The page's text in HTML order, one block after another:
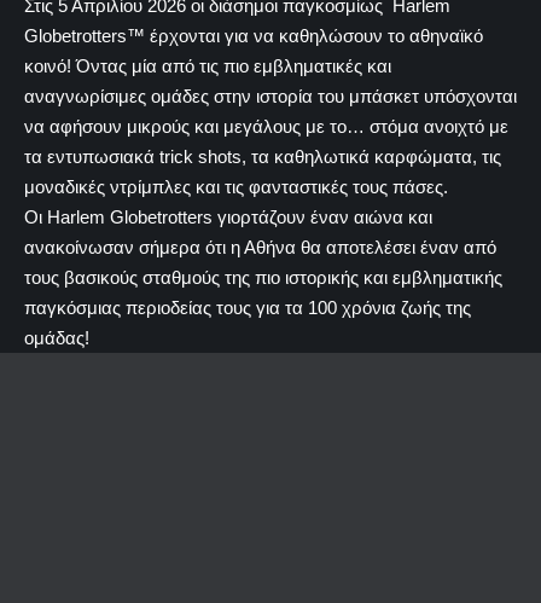
Στις 5 Απριλίου 2026 οι διάσημοι παγκοσμίως Harlem
Globetrotters™ έρχονται για να καθηλώσουν το αθηναϊκό
κοινό! Όντας μία από τις πιο εμβληματικές και
αναγνωρίσιμες ομάδες στην ιστορία του μπάσκετ υπόσχονται
να αφήσουν μικρούς και μεγάλους με το… στόμα ανοιχτό με
τα εντυπωσιακά trick shots, τα καθηλωτικά καρφώματα, τις
μοναδικές ντρίμπλες και τις φανταστικές τους πάσες.
Οι Harlem Globetrotters γιορτάζουν έναν αιώνα και
ανακοίνωσαν σήμερα ότι η Αθήνα θα αποτελέσει έναν από
τους βασικούς σταθμούς της πιο ιστορικής και εμβληματικής
παγκόσμιας περιοδείας τους για τα 100 χρόνια ζωής της
ομάδας!